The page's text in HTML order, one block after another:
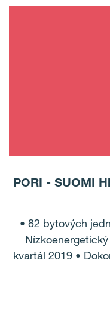
PORI - SUOMI
• 82 bytových
kvartál 2019 •